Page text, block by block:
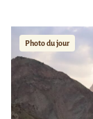
Photo du jour